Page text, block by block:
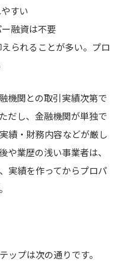
すい
融資は不要
られることが多い。プロ
機関との取引実績次第で
だし、金融機関が単独で
績・財務内容などが厳し
や業歴の浅い事業者は、
実績を作ってからプロパ
ップは次の通りです。